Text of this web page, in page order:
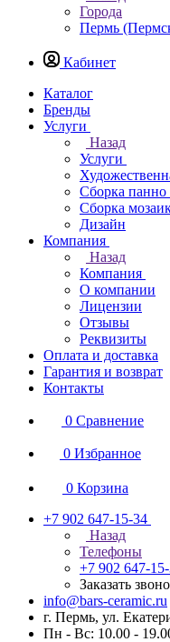
Города
Пермь
Кабинет
Каталог
Бренды
Услуги
Назад
Услуги
Сборка панно
Сборка
Дизайн
Компания
Назад
Компания
О компании
Лицензии
Отзывы
Реквизиты
Оплата и доставка
Гарантия и возврат
Контакты
0 Сравнение
0 Избранное
0 Корзина
+7 902 647-15-34
Назад
Телефоны
+7 902 647-
Заказать
info@bars-ceramic.ru
г. Пермь, ул.
Пн - Вс: 10.00 -